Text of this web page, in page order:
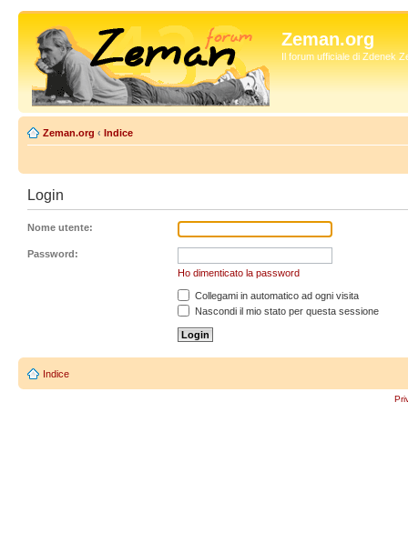
Zeman.org
Il forum ufficiale di Zdenek
Zeman.org ‹ Indice
Login
Nome utente:
Password:
Ho dimenticato la password
Collegami in automatico ad ogni visita
Nascondi il mio stato per questa sessione
Indice